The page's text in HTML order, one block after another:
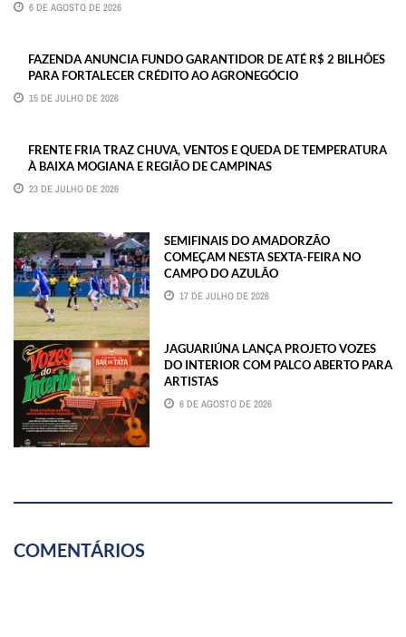
6 DE AGOSTO DE 2026
FAZENDA ANUNCIA FUNDO GARANTIDOR DE ATÉ R$ 2 BILHÕES
PARA FORTALECER CRÉDITO AO AGRONEGÓCIO
15 DE JULHO DE 2026
FRENTE FRIA TRAZ CHUVA, VENTOS E QUEDA DE TEMPERATURA
À BAIXA MOGIANA E REGIÃO DE CAMPINAS
23 DE JULHO DE 2026
SEMIFINAIS DO AMADORZÃO
COMEÇAM NESTA SEXTA-FEIRA NO
CAMPO DO AZULÃO
17 DE JULHO DE 2026
JAGUARIÚNA LANÇA PROJETO VOZES
DO INTERIOR COM PALCO ABERTO PARA
ARTISTAS
6 DE AGOSTO DE 2026
COMENTÁRIOS